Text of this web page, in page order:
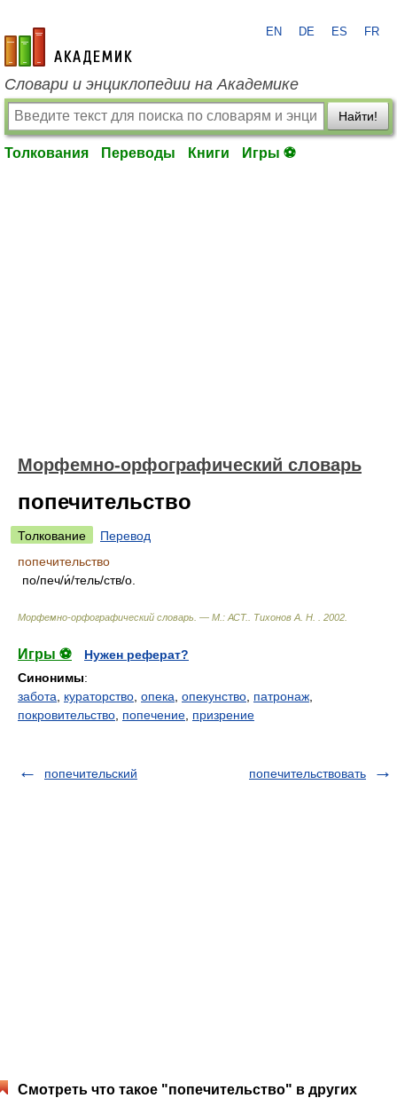
academic.ru
EN DE ES FR
Словари и энциклопедии на Академике
Найти!
Толкования Переводы Книги Игры ⚽
Морфемно-орфографический словарь
попечительство
Толкование
Перевод
попечительство
по/печ/и́/тель/ств/о.
Морфемно-орфографический словарь. — М.: АСТ. Тихонов А. Н. 2002
Игры ⚽
Нужен реферат?
Синонимы:
забота
кураторство опека опекунство патронаж
покровительство попечение призрение
попечительский попечительствовать
Смотреть что такое "попечительство" в других